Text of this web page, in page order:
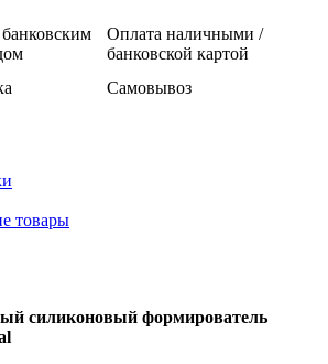
Оплата наличными /
банковской картой
Самовывоз
товары
силиконовый формирователь